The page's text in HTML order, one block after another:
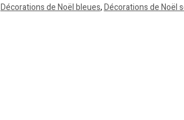
Décorations de Noël bleues,Décorations de Noël